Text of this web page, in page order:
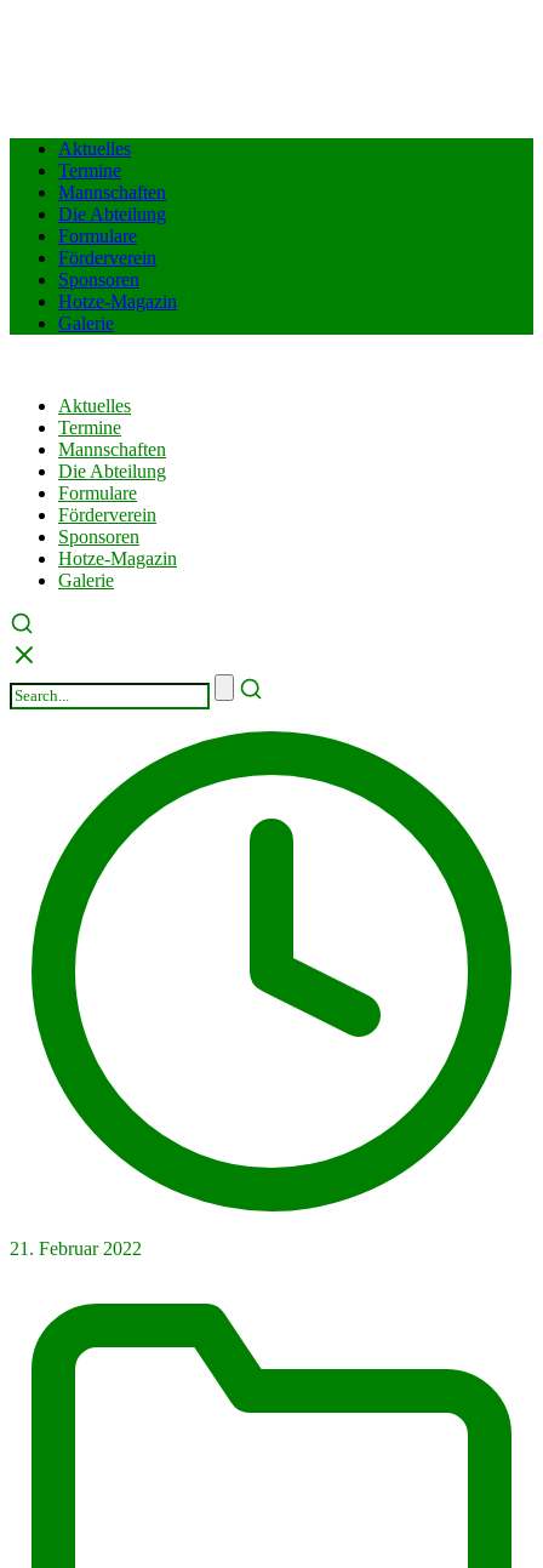
Aktuelles
Termine
Mannschaften
Die Abteilung
Formulare
Förderverein
Sponsoren
Hotze-Magazin
Galerie
Aktuelles
Termine
Mannschaften
Die Abteilung
Formulare
Förderverein
Sponsoren
Hotze-Magazin
Galerie
21. Februar 2022